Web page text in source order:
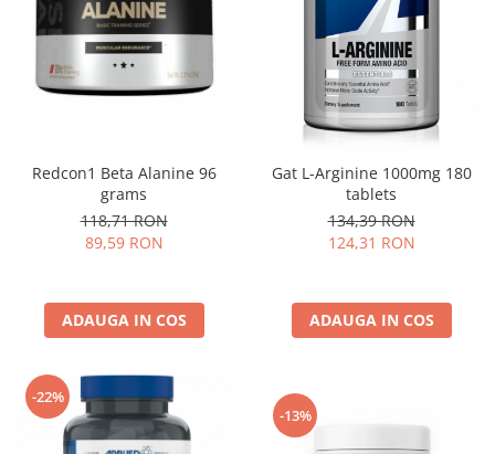
Redcon1 Beta Alanine 96
grams
118,71 RON
89,59 RON
ADAUGA IN COS
Gat L-Arginine 1000mg 180
tablets
134,39 RON
124,31 RON
ADAUGA IN COS
-22%
-13%